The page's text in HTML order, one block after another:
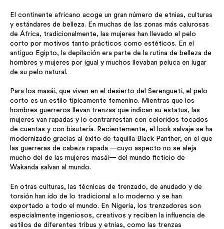
El continente africano acoge un gran número de etnias, culturas
y estándares de belleza. En muchas de las zonas más calurosas
de África, tradicionalmente, las mujeres han llevado el pelo
corto por motivos tanto prácticos como estéticos. En el
antiguo Egipto, la depilación era parte de la rutina de belleza de
hombres y mujeres por igual y muchos llevaban peluca en lugar
de su pelo natural.
Para los masái, que viven en el desierto del Serengueti, el pelo
corto es un estilo típicamente femenino. Mientras que los
hombres guerreros llevan trenzas que indican su estatus, las
mujeres van rapadas y lo contrarrestan con coloridos tocados
de cuentas y con bisutería. Recientemente, el look salvaje se ha
modernizado gracias al éxito de taquilla Black Panther, en el que
las guerreras de cabeza rapada —cuyo aspecto no se aleja
mucho del de las mujeres masái— del mundo ficticio de
Wakanda salvan al mundo.
En otras culturas, las técnicas de trenzado, de anudado y de
torsión han ido de lo tradicional a lo moderno y se han
exportado a todo el mundo. En Nigeria, los trenzadores son
especialmente ingeniosos, creativos y reciben la influencia de
estilos de diferentes tribus y etnias, como las trenzas